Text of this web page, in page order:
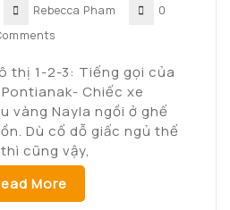
Rebecca Pham
0
thị 1-2-3: Tiếng gọi của
Chiếc xe
vàng Nayla ngồi ở ghế
Dù cố dỗ giấc ngủ thế
cũng vậy,
More